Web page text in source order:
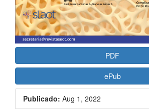
PDF
ePub
Publicado: Aug 1, 2022